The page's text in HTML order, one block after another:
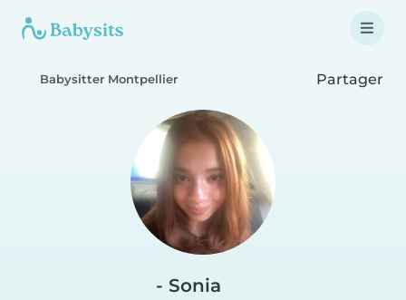
Babysitter Montpellier Partager
- Sonia